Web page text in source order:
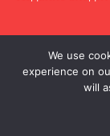
Copyright ©
запрещено.
We use
experience on
will